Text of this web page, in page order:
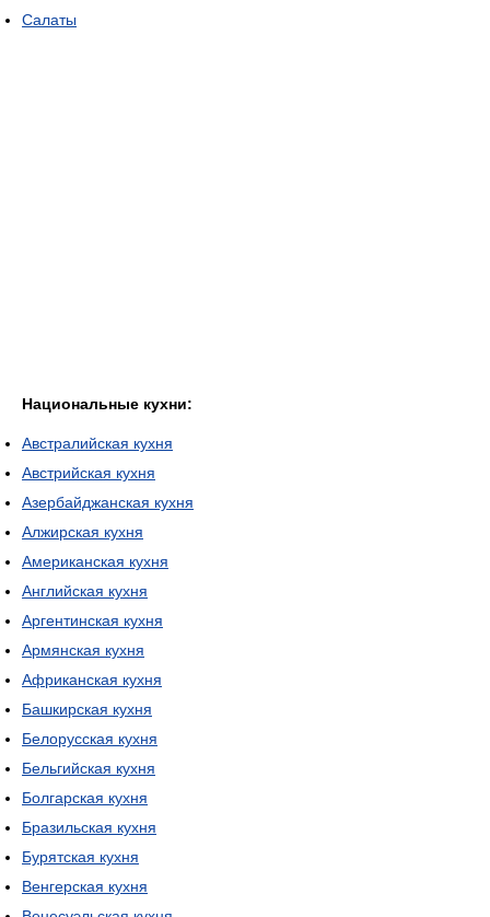
Салаты
Национальные кухни:
Австралийская кухня
Австрийская кухня
Азербайджанская кухня
Алжирская кухня
Американская кухня
Английская кухня
Аргентинская кухня
Армянская кухня
Африканская кухня
Башкирская кухня
Белорусская кухня
Бельгийская кухня
Болгарская кухня
Бразильская кухня
Бурятская кухня
Венгерская кухня